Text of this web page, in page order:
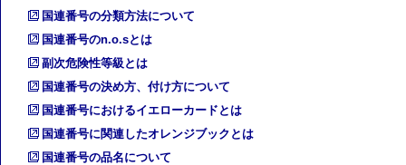
国連番号の分類方法について
国連番号のn.o.sとは
副次危険性等級とは
国連番号の決め方、付け方について
国連番号におけるイエローカードとは
国連番号に関連したオレンジブックとは
国連番号の品名について